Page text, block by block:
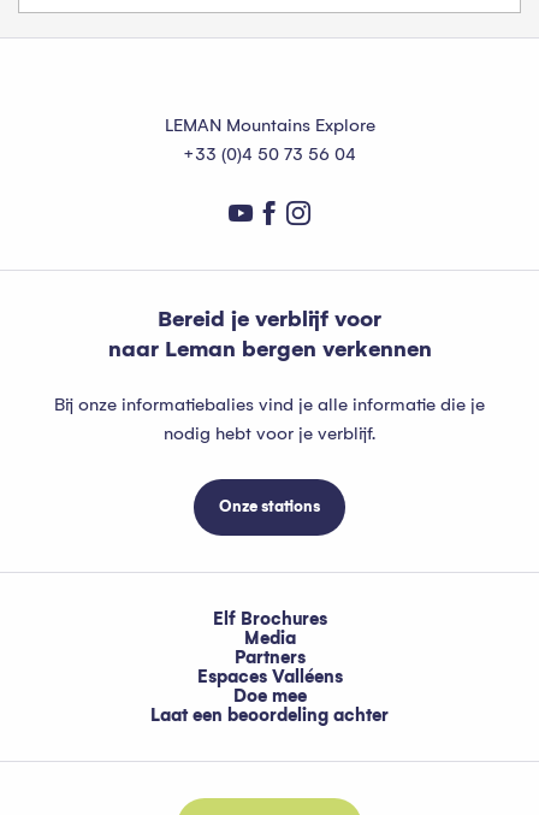
LEMAN Mountains Explore
+33 (0)4 50 73 56 04
Bereid je verblijf voor
naar Leman bergen verkennen
Bij onze informatiebalies vind je alle informatie die je
nodig hebt voor je verblijf.
Onze stations
Elf Brochures
Media
Partners
Espaces Valléens
Doe mee
Laat een beoordeling achter